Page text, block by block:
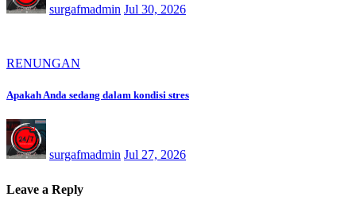
surgafmadmin Jul 30, 2026
RENUNGAN
Apakah Anda sedang dalam kondisi stres
surgafmadmin Jul 27, 2026
Leave a Reply